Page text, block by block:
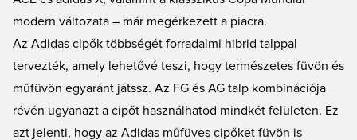
modern változata – már megérkezett a piacra.
Az Adidas cipők többségét forradalmi hibrid talppal
tervezték, amely lehetővé teszi, hogy természetes füvön és
műfüvön egyaránt játssz. Az FG és AG talp kombinációja
révén ugyanazt a cipőt használhatod mindkét felületen. Ez
azt jelenti, hogy az Adidas műfüves cipőket füvön is